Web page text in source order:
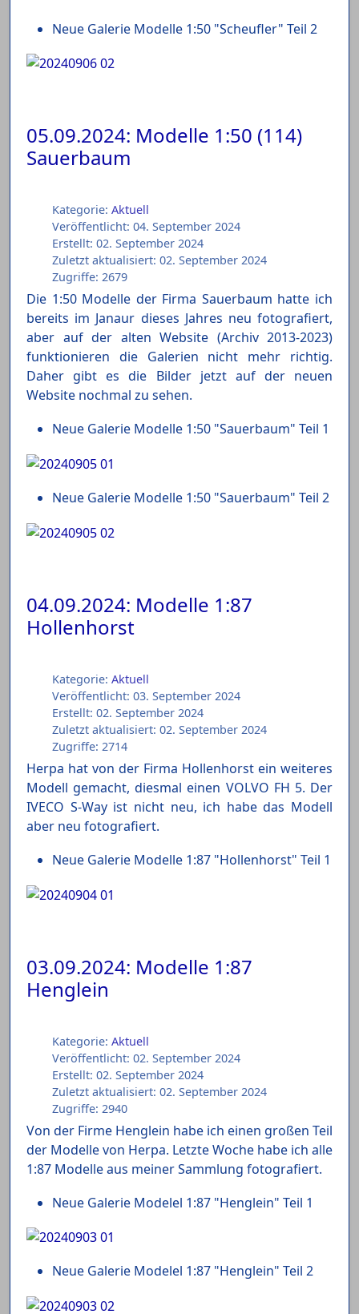
Neue Galerie Modelle 1:50 "Scheufler" Teil 2
05.09.2024: Modelle 1:50 (114)
Sauerbaum
Kategorie: Aktuell
Veröffentlicht: 04. September 2024
Erstellt: 02. September 2024
Zuletzt aktualisiert: 02. September 2024
Zugriffe: 2679
Die 1:50 Modelle der Firma Sauerbaum hatte ich
bereits im Janaur dieses Jahres neu fotografiert,
aber auf der alten Website (Archiv 2013-2023)
funktionieren die Galerien nicht mehr richtig.
Daher gibt es die Bilder jetzt auf der neuen
Website nochmal zu sehen.
Neue Galerie Modelle 1:50 "Sauerbaum" Teil 1
Neue Galerie Modelle 1:50 "Sauerbaum" Teil 2
04.09.2024: Modelle 1:87
Hollenhorst
Kategorie: Aktuell
Veröffentlicht: 03. September 2024
Erstellt: 02. September 2024
Zuletzt aktualisiert: 02. September 2024
Zugriffe: 2714
Herpa hat von der Firma Hollenhorst ein weiteres
Modell gemacht, diesmal einen VOLVO FH 5. Der
IVECO S-Way ist nicht neu, ich habe das Modell
aber neu fotografiert.
Neue Galerie Modelle 1:87 "Hollenhorst" Teil 1
03.09.2024: Modelle 1:87
Henglein
Kategorie: Aktuell
Veröffentlicht: 02. September 2024
Erstellt: 02. September 2024
Zuletzt aktualisiert: 02. September 2024
Zugriffe: 2940
Von der Firme Henglein habe ich einen großen Teil
der Modelle von Herpa. Letzte Woche habe ich alle
1:87 Modelle aus meiner Sammlung fotografiert.
Neue Galerie Modelel 1:87 "Henglein" Teil 1
Neue Galerie Modelel 1:87 "Henglein" Teil 2